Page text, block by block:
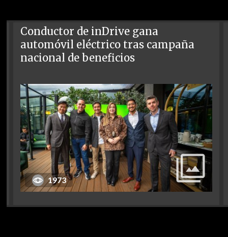
Conductor de inDrive gana
automóvil eléctrico tras campaña
nacional de beneficios
1973